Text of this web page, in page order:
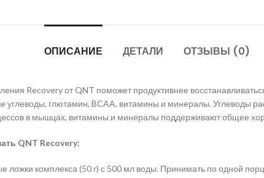
ОПИСАНИЕ ДЕТАЛИ ОТЗЫВЫ (0)
Recovery от QNT поможет продуктивнее
углеводы, глютамин, BCAA, витамины и минералы. Углеводы
в мышцах, витамины и минералы поддерживают общее
QNT Recovery:
комплекса (50 г) с 500 мл воды. Принимать по одной